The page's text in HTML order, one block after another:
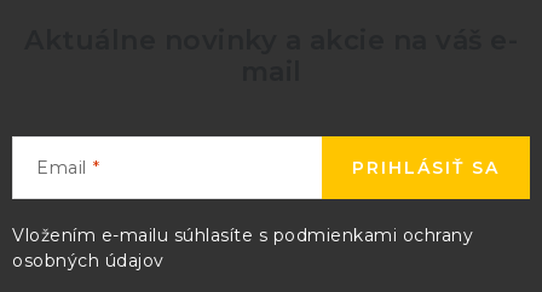
Email
Vložením e-mailu súhlasíte s podmienkami ochrany
osobných údajov
PRIHLÁSIŤ SA